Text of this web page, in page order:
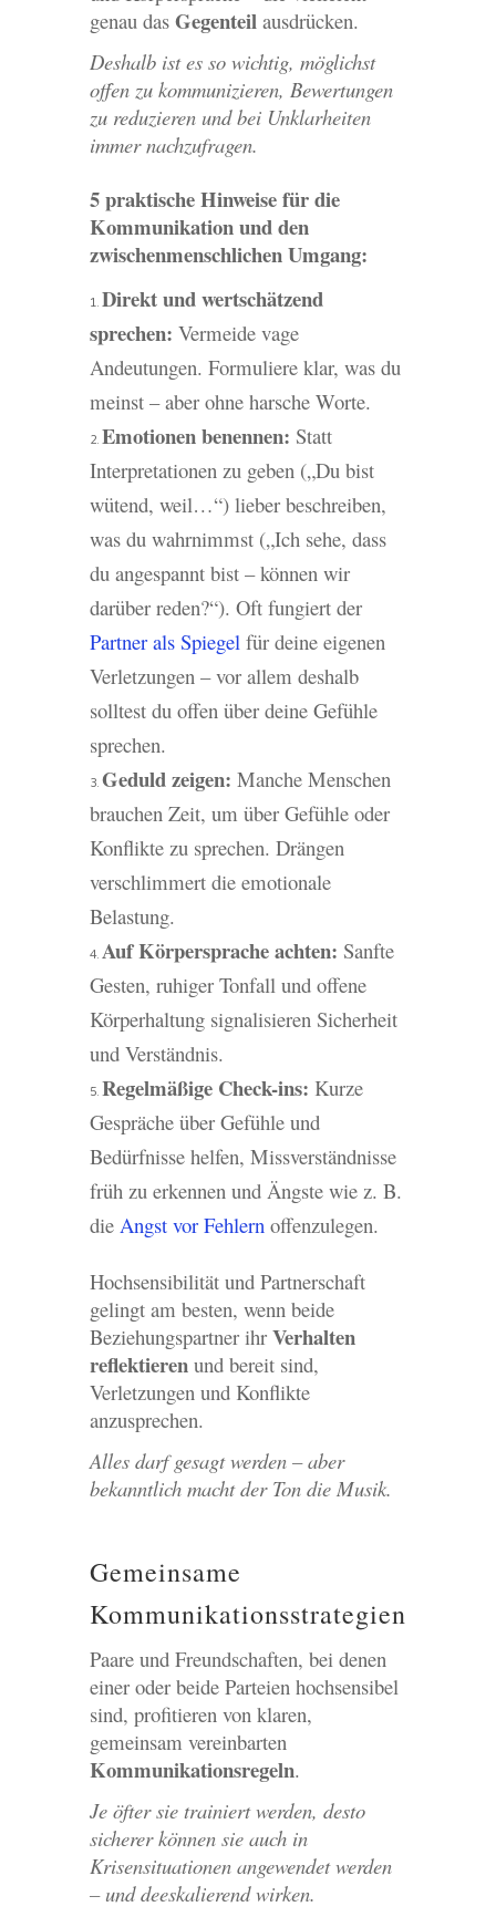
genau das Gegenteil ausdrücken.
Deshalb ist es so wichtig, möglichst
offen zu kommunizieren, Bewertungen
zu reduzieren und bei Unklarheiten
immer nachzufragen.
5 praktische Hinweise für die
Kommunikation und den
zwischenmenschlichen Umgang:
Direkt und wertschätzend
sprechen: Vermeide vage
Andeutungen. Formuliere klar, was du
meinst – aber ohne harsche Worte.
Emotionen benennen: Statt
Interpretationen zu geben („Du bist
wütend, weil…“) lieber beschreiben,
was du wahrnimmst („Ich sehe, dass
du angespannt bist – können wir
darüber reden?“). Oft fungiert der
Partner als Spiegel für deine eigenen
Verletzungen – vor allem deshalb
solltest du offen über deine Gefühle
sprechen.
Geduld zeigen: Manche Menschen
brauchen Zeit, um über Gefühle oder
Konflikte zu sprechen. Drängen
verschlimmert die emotionale
Belastung.
Auf Körpersprache achten: Sanfte
Gesten, ruhiger Tonfall und offene
Körperhaltung signalisieren Sicherheit
und Verständnis.
Regelmäßige Check-ins: Kurze
Gespräche über Gefühle und
Bedürfnisse helfen, Missverständnisse
früh zu erkennen und Ängste wie z. B.
die Angst vor Fehlern offenzulegen.
Hochsensibilität und Partnerschaft
gelingt am besten, wenn beide
Beziehungspartner ihr Verhalten
reflektierenund bereit sind,
Verletzungen und Konflikte
anzusprechen.
Alles darf gesagt werden – aber
bekanntlich macht der Ton die Musik.
Gemeinsame
Kommunikationsstrategien
Paare und Freundschaften, bei denen
einer oder beide Parteien hochsensibel
sind, profitieren von klaren,
gemeinsam vereinbarten
Kommunikationsregeln.
Je öfter sie trainiert werden, desto
sicherer können sie auch in
Krisensituationen angewendet werden
– und deeskalierend wirken.